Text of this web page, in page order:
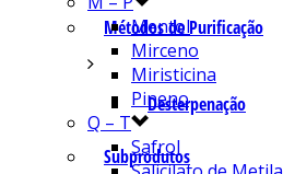
Métodos de Purificação
Desterpenação
Subprodutos
Mentol
Mirceno
Miristicina
Pineno
Q – T
Safrol